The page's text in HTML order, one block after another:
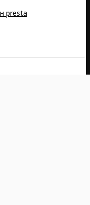
presta